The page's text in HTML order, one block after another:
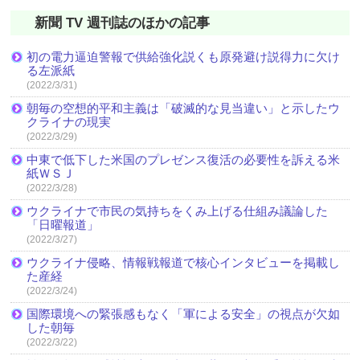
新聞 TV 週刊誌のほかの記事
初の電力逼迫警報で供給強化説くも原発避け説得力に欠け
る左派紙
(2022/3/31)
朝毎の空想的平和主義は「破滅的な見当違い」と示したウ
クライナの現実
(2022/3/29)
中東で低下した米国のプレゼンス復活の必要性を訴える米
紙ＷＳＪ
(2022/3/28)
ウクライナで市民の気持ちをくみ上げる仕組み議論した
「日曜報道」
(2022/3/27)
ウクライナ侵略、情報戦報道で核心インタビューを掲載し
た産経
(2022/3/24)
国際環境への緊張感もなく「軍による安全」の視点が欠如
した朝毎
(2022/3/22)